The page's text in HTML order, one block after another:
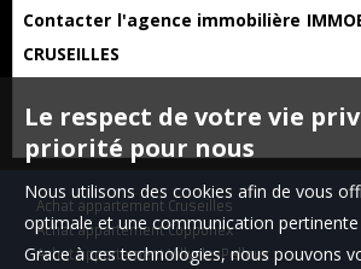
Contacter l'agence immobilière
CRUSEILLES
Achat appartement Cruseilles
Achat appartement Copponex
Achat appartement Villy-le-Pelloux
Le respect de votre vie
priorité pour nous
Nous utilisons des cookies afin de vous
optimale et une communication
Grace à ces technologies, nous pouvons